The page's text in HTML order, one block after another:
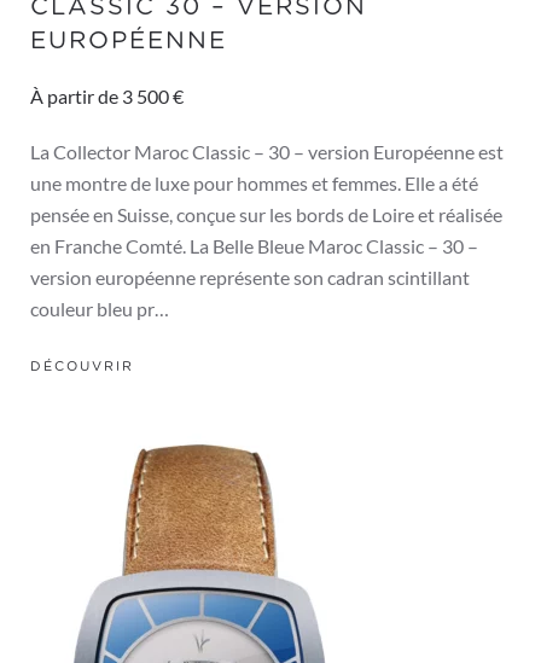
CLASSIC 30 – VERSION
EUROPÉENNE
À partir de 3 500 €
La Collector Maroc Classic – 30 – version Européenne est
une montre de luxe pour hommes et femmes. Elle a été
pensée en Suisse, conçue sur les bords de Loire et réalisée
en Franche Comté. La Belle Bleue Maroc Classic – 30 –
version européenne représente son cadran scintillant
couleur bleu pr…
DÉCOUVRIR